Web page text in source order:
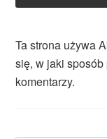
Ta strona używa
się, w jaki
komentarzy.